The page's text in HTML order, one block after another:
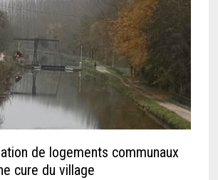
de logements communaux
cure du village